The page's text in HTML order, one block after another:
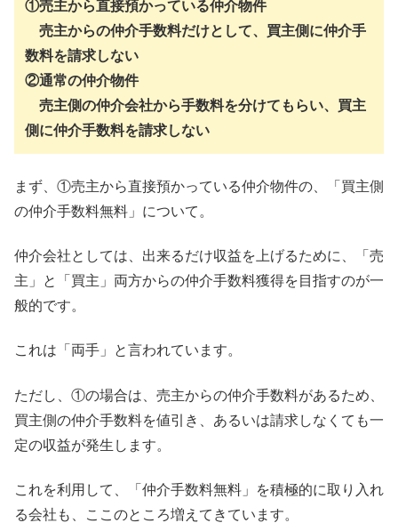
①売主から直接預かっている仲介物件
売主からの仲介手数料だけとして、買主側に仲介手
数料を請求しない
②通常の仲介物件
売主側の仲介会社から手数料を分けてもらい、買主
側に仲介手数料を請求しない
まず、①売主から直接預かっている仲介物件の、「買主側
の仲介手数料無料」について。
仲介会社としては、出来るだけ収益を上げるために、「売
主」と「買主」両方からの仲介手数料獲得を目指すのが一
般的です。
これは「両手」と言われています。
ただし、①の場合は、売主からの仲介手数料があるため、
買主側の仲介手数料を値引き、あるいは請求しなくても一
定の収益が発生します。
これを利用して、「仲介手数料無料」を積極的に取り入れ
る会社も、ここのところ増えてきています。